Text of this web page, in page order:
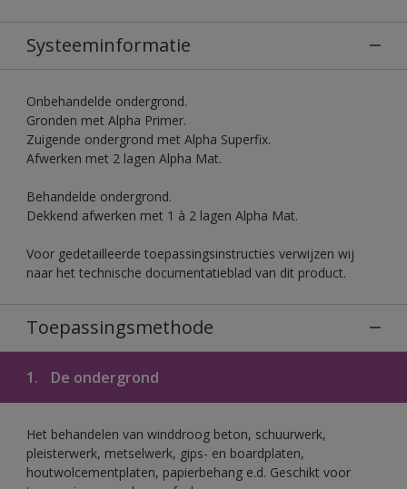
Systeeminformatie
Onbehandelde ondergrond.
Gronden met Alpha Primer.
Zuigende ondergrond met Alpha Superfix.
Afwerken met 2 lagen Alpha Mat.
Behandelde ondergrond.
Dekkend afwerken met 1 à 2 lagen Alpha Mat.
Voor gedetailleerde toepassingsinstructies verwijzen wij
naar het technische documentatieblad van dit product.
Toepassingsmethode
1. De ondergrond
Het behandelen van winddroog beton, schuurwerk,
pleisterwerk, metselwerk, gips- en boardplaten,
houtwolcementplaten, papierbehang e.d. Geschikt voor